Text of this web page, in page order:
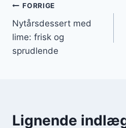
FORRIGE
Nytårsdessert med
lime: frisk og
sprudlende
Lignende